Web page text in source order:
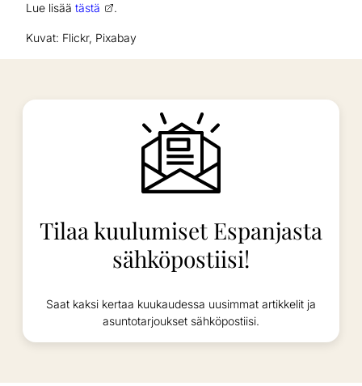
Lue lisää tästä .
Kuvat: Flickr, Pixabay
Tilaa kuulumiset Espanjasta
sähköpostiisi!
Saat kaksi kertaa kuukaudessa uusimmat artikkelit ja
asuntotarjoukset sähköpostiisi.